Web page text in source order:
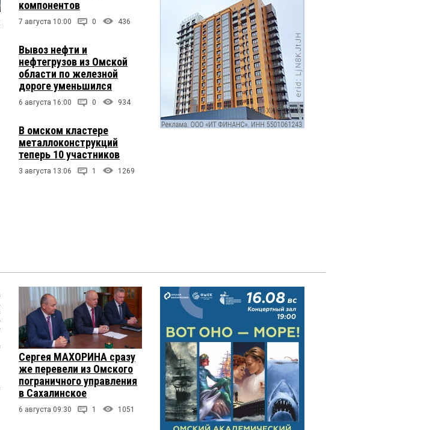
компонентов
7 августа 10:00 0 436
Вывоз нефти и
нефтегрузов из Омской
области по железной
дороге уменьшился
6 августа 16:00 0 934
В омском кластере
металлоконструкций
теперь 10 участников
3 августа 13:06 1 1269
Сергея МАХОРИНА сразу
же перевели из Омского
пограничного управления
в Сахалинское
6 августа 09:30 1 1051